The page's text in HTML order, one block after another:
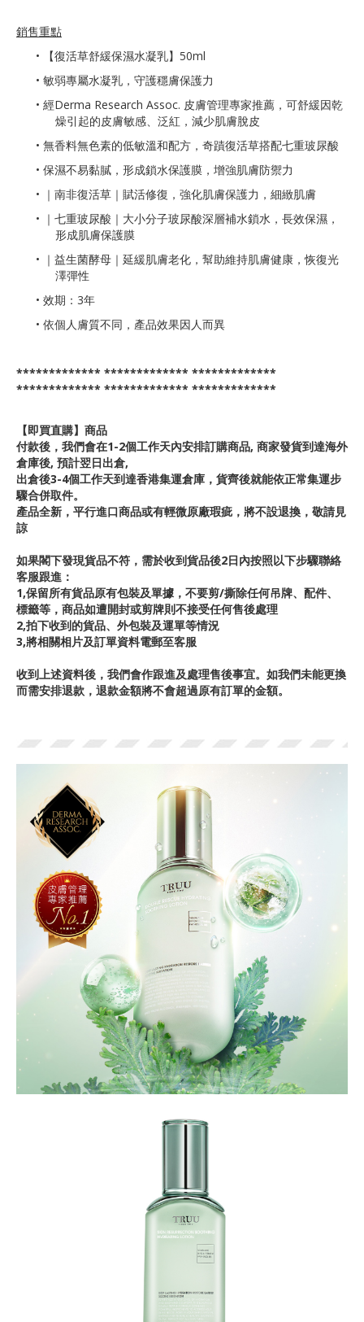
銷售重點
•
【復活草舒緩保濕水凝乳】50ml
• 敏弱專屬水凝乳，守護穩膚保護力
• 經Derma Research Assoc. 皮膚管理專家推薦，可舒緩因乾
燥引起的皮膚敏感、泛紅，減少肌膚脫皮
• 無香料無色素的低敏溫和配方，奇蹟復活草搭配七重玻尿酸
• 保濕不易黏膩，形成鎖水保護膜，增強肌膚防禦力
• ｜南非復活草｜賦活修復，強化肌膚保護力，細緻肌膚
• ｜七重玻尿酸｜大小分子玻尿酸深層補水鎖水，長效保濕，
形成肌膚保護膜
• ｜益生菌酵母｜延緩肌膚老化，幫助維持肌膚健康，恢復光
澤彈性
• 效期：3年
• 依個人膚質不同，產品效果因人而異
************* ************* *************
************* ************* *************
【即買直購】商品
付款後，我們會在1-2個工作天內安排訂購商品, 商家發貨到達海外
倉庫後, 預計翌日出倉,
出倉後3-4個工作天到達香港集運倉庫，貨齊後就能依正常集運步
驟合併取件。
產品全新，平行進口商品或有輕微原廠瑕疵，將不設退換，敬請見
諒
如果閣下發現貨品不符，需於收到貨品後2日內按照以下步驟聯絡
客服跟進：
1,保留所有貨品原有包裝及單據，不要剪/撕除任何吊牌、配件、
標籤等，商品如遭開封或剪牌則不接受任何售後處理
2,拍下收到的貨品、外包裝及運單等情況
3,將相關相片及訂單資料電郵至客服
收到上述資料後，我們會作跟進及處理售後事宜。如我們未能更換
而需安排退款，退款金額將不會超過原有訂單的金額。